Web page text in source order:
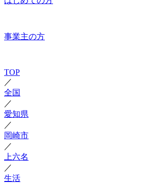
事業主の方
TOP
／
全国
／
愛知県
／
岡崎市
／
上六名
／
生活